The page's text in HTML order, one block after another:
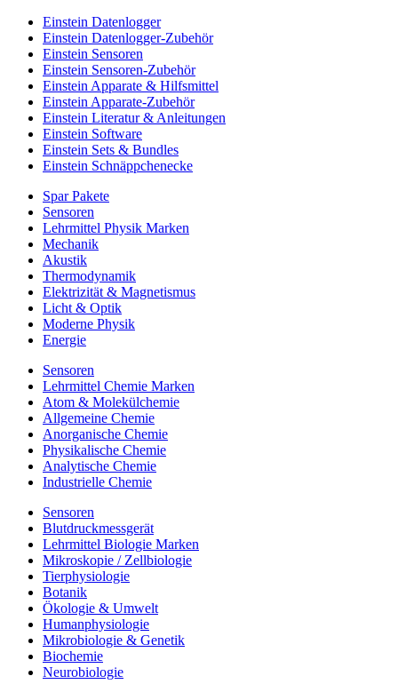
Einstein Datenlogger
Einstein Datenlogger-Zubehör
Einstein Sensoren
Einstein Sensoren-Zubehör
Einstein Apparate & Hilfsmittel
Einstein Apparate-Zubehör
Einstein Literatur & Anleitungen
Einstein Software
Einstein Sets & Bundles
Einstein Schnäppchenecke
Spar Pakete
Sensoren
Lehrmittel Physik Marken
Mechanik
Akustik
Thermodynamik
Elektrizität & Magnetismus
Licht & Optik
Moderne Physik
Energie
Sensoren
Lehrmittel Chemie Marken
Atom & Molekülchemie
Allgemeine Chemie
Anorganische Chemie
Physikalische Chemie
Analytische Chemie
Industrielle Chemie
Sensoren
Blutdruckmessgerät
Lehrmittel Biologie Marken
Mikroskopie / Zellbiologie
Tierphysiologie
Botanik
Ökologie & Umwelt
Humanphysiologie
Mikrobiologie & Genetik
Biochemie
Neurobiologie